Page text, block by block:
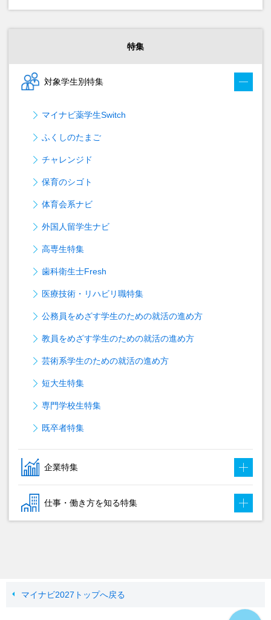
特集
対象学生別特集
マイナビ薬学生Switch
ふくしのたまご
チャレンジド
保育のシゴト
体育会系ナビ
外国人留学生ナビ
高専生特集
歯科衛生士Fresh
医療技術・リハビリ職特集
公務員をめざす学生のための就活の進め方
教員をめざす学生のための就活の進め方
芸術系学生のための就活の進め方
短大生特集
専門学校生特集
既卒者特集
企業特集
仕事・働き方を知る特集
マイナビ2027トップへ戻る